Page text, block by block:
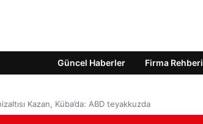
Güncel Haberler Firma Rehberi
Kazan, Küba’da: ABD teyakkuzda